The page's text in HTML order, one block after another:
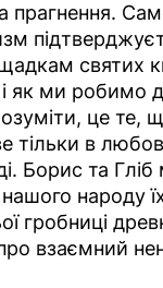
прагнення.
святих
ми робимо
це те,
в
Борис та
народу
гробниці
взаємний